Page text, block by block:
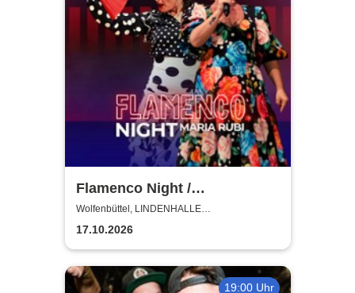
Flamenco Night /
Flamencomanía Tour 26/27 -
Deutschlands größte
Flamenco-Tournee
Wolfenbüttel, LINDENHALLE
WOLFENBÜTTEL
17.10.2026
19:00 Uhr